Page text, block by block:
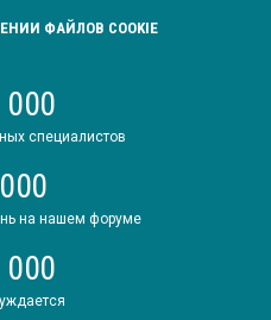
ФАЙЛОВ COOKIE
000
специалистов
на нашем форуме
000